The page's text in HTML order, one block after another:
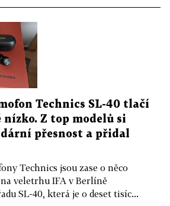
Technics SL-40 tlačí
nízko. Z top modelů si
přesnost a přidal
Technics jsou zase o něco
veletrhu IFA v Berlíně
SL-40, která je o deset tisíc...